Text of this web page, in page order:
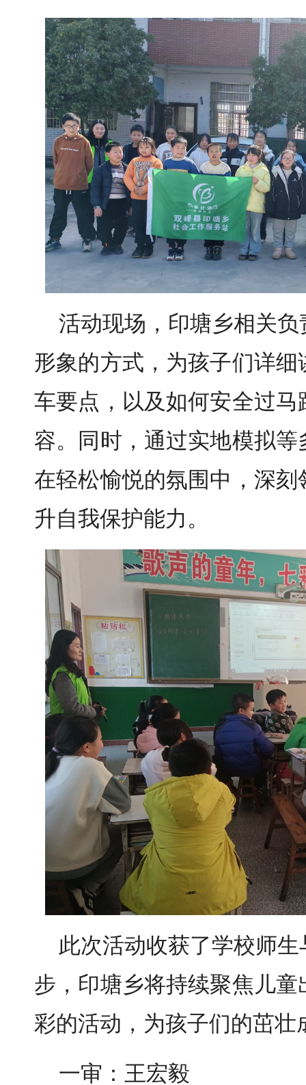
活动现场，印塘乡相关
形象的方式，为孩子们详
车要点，以及如何安全过
容。同时，通过实地模拟
在轻松愉悦的氛围中，深
升自我保护能力。
此次活动收获了学校师
步，印塘乡将持续聚焦儿
彩的活动，为孩子们的茁壮
一审：王宏毅